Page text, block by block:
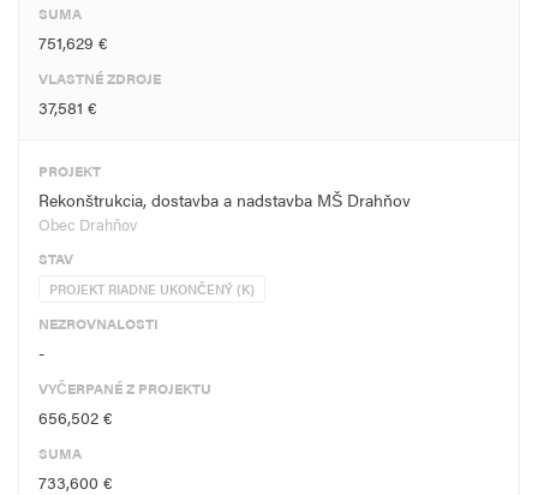
SUMA
751,629 €
VLASTNÉ ZDROJE
37,581 €
PROJEKT
Rekonštrukcia, dostavba a nadstavba MŠ Drahňov
Obec Drahňov
STAV
PROJEKT RIADNE UKONČENÝ (K)
NEZROVNALOSTI
-
VYČERPANÉ Z PROJEKTU
656,502 €
SUMA
733,600 €